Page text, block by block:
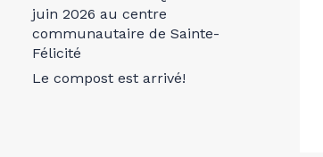
juin 2026 au centre
communautaire de Sainte-
Félicité
Le compost est arrivé!